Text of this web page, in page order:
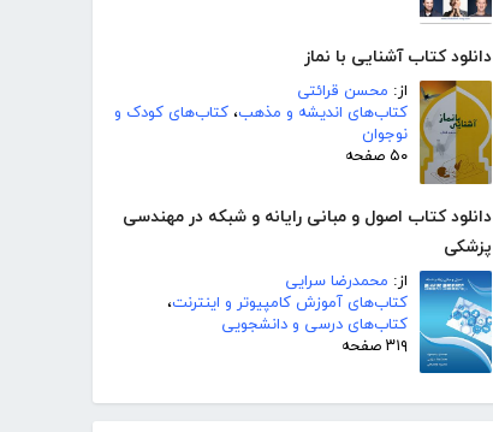
دانلود کتاب آشنایی با نماز
از: محسن قرائتی
کتاب‌های اندیشه و مذهب، کتاب‌های کودک و
نوجوان
۵۰ صفحه
دانلود کتاب اصول و مبانی رایانه و شبکه در مهندسی
پزشکی
از: محمدرضا سرایی
کتاب‌های آموزش کامپیوتر و اینترنت،
کتاب‌های درسی و دانشجویی
۳۱۹ صفحه